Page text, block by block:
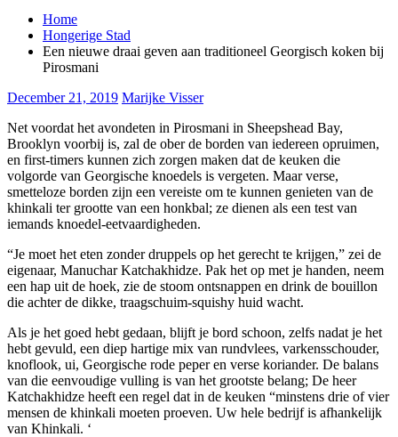
Home
Hongerige Stad
Een nieuwe draai geven aan traditioneel Georgisch koken bij
Pirosmani
December 21, 2019 Marijke Visser
Net voordat het avondeten in Pirosmani in Sheepshead Bay,
Brooklyn voorbij is, zal de ober de borden van iedereen opruimen,
en first-timers kunnen zich zorgen maken dat de keuken die
volgorde van Georgische knoedels is vergeten. Maar verse,
smetteloze borden zijn een vereiste om te kunnen genieten van de
khinkali ter grootte van een honkbal; ze dienen als een test van
iemands knoedel-eetvaardigheden.
“Je moet het eten zonder druppels op het gerecht te krijgen,” zei de
eigenaar, Manuchar Katchakhidze. Pak het op met je handen, neem
een ​​hap uit de hoek, zie de stoom ontsnappen en drink de bouillon
die achter de dikke, traagschuim-squishy huid wacht.
Als je het goed hebt gedaan, blijft je bord schoon, zelfs nadat je het
hebt gevuld, een diep hartige mix van rundvlees, varkensschouder,
knoflook, ui, Georgische rode peper en verse koriander. De balans
van die eenvoudige vulling is van het grootste belang; De heer
Katchakhidze heeft een regel dat in de keuken “minstens drie of vier
mensen de khinkali moeten proeven. Uw hele bedrijf is afhankelijk
van Khinkali. ‘